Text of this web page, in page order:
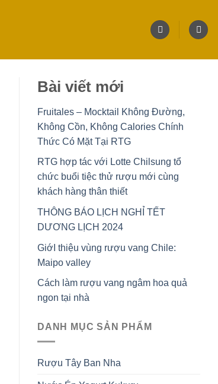
Bài viết mới
Fruitales – Mocktail Không Đường,
Không Cồn, Không Calories Chính
Thức Có Mặt Tại RTG
RTG hợp tác với Lotte Chilsung tổ
chức buổi tiệc thử rượu mới cùng
khách hàng thân thiết
THÔNG BÁO LỊCH NGHỈ TẾT
DƯƠNG LỊCH 2024
GiớI thiệu vùng rượu vang Chile:
Maipo valley
Cách làm rượu vang ngâm hoa quả
ngon tại nhà
DANH MỤC SẢN PHẨM
Rượu Tây Ban Nha